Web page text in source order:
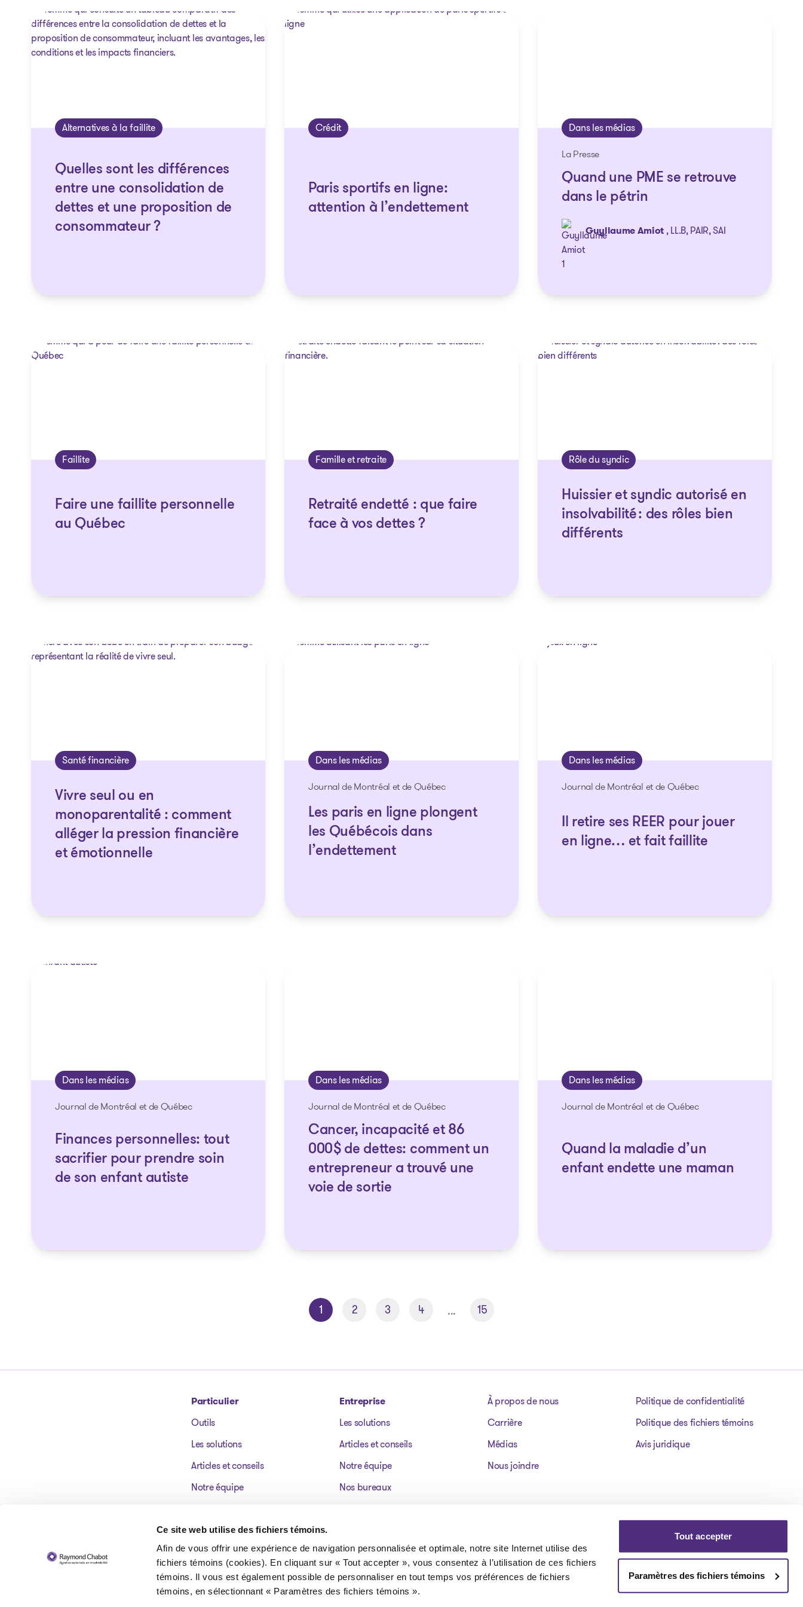
Ce site web utilise des fichiers témoins.
Afin de vous offrir une expérience de navigation personnalisée et optimale, notre site Internet utilise des
fichiers témoins (cookies). En cliquant sur « Tout accepter », vous consentez à l’utilisation de ces fichiers
témoins. Il vous est également possible de personnaliser en tout temps vos préférences de fichiers
témoins, en sélectionnant « Paramètres des fichiers témoins ».
Tout accepter
Paramètres des fichiers témoins
Alternatives à la faillite
Quelles sont les différences
entre une consolidation de
dettes et une proposition de
consommateur ?
Crédit
Paris sportifs en ligne:
attention à l’endettement
Dans les médias
La Presse
Quand une PME se retrouve
dans le pétrin
Guyllaume Amiot , LL.B, PAIR, SAI
Faillite
Faire une faillite personnelle
au Québec
Famille et retraite
Retraité endetté : que faire
face à vos dettes ?
Rôle du syndic
Huissier et syndic autorisé en
insolvabilité : des rôles bien
différents
Santé financière
Vivre seul ou en
monoparentalité : comment
alléger la pression financière
et émotionnelle
Dans les médias
Journal de Montréal et de Québec
Les paris en ligne plongent
les Québécois dans
l’endettement
Dans les médias
Journal de Montréal et de Québec
Il retire ses REER pour jouer
en ligne… et fait faillite
Dans les médias
Journal de Montréal et de Québec
Finances personnelles: tout
sacrifier pour prendre soin
de son enfant autiste
Dans les médias
Journal de Montréal et de Québec
Cancer, incapacité et 86
000$ de dettes: comment un
entrepreneur a trouvé une
voie de sortie
Dans les médias
Journal de Montréal et de Québec
Quand la maladie d’un
enfant endette une maman
1 2 3 4 ... 15
Particulier
Outils
Les solutions
Articles et conseils
Notre équipe
Témoignages
FAQ
Entreprise
Les solutions
Articles et conseils
Notre équipe
Nos bureaux
FAQ
À propos de nous
Carrière
Médias
Nous joindre
Politique de confidentialité
Politique des fichiers témoins
Avis juridique